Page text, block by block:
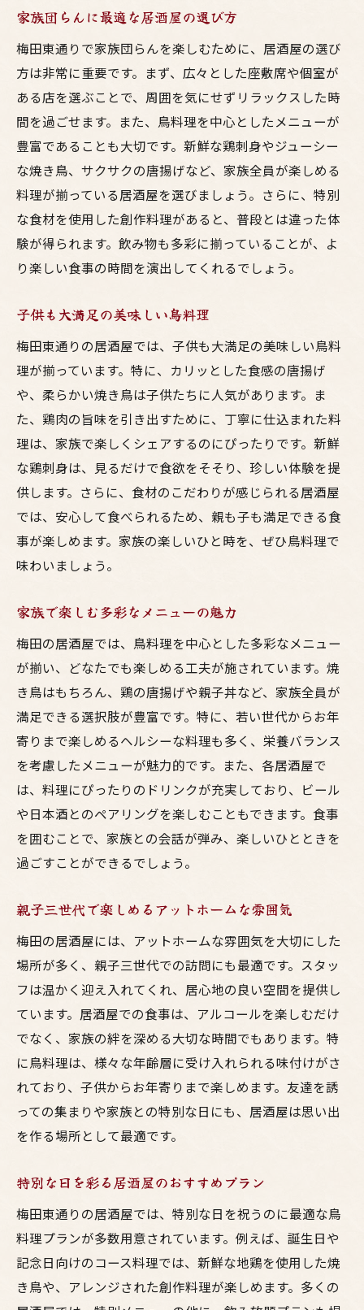
家族団らんに最適な居酒屋の選び方
梅田東通りで家族団らんを楽しむために、居酒屋の選び
方は非常に重要です。まず、広々とした座敷席や個室が
ある店を選ぶことで、周囲を気にせずリラックスした時
間を過ごせます。また、鳥料理を中心としたメニューが
豊富であることも大切です。新鮮な鶏刺身やジューシー
な焼き鳥、サクサクの唐揚げなど、家族全員が楽しめる
料理が揃っている居酒屋を選びましょう。さらに、特別
な食材を使用した創作料理があると、普段とは違った体
験が得られます。飲み物も多彩に揃っていることが、よ
り楽しい食事の時間を演出してくれるでしょう。
子供も大満足の美味しい鳥料理
梅田東通りの居酒屋では、子供も大満足の美味しい鳥料
理が揃っています。特に、カリッとした食感の唐揚げ
や、柔らかい焼き鳥は子供たちに人気があります。ま
た、鶏肉の旨味を引き出すために、丁寧に仕込まれた料
理は、家族で楽しくシェアするのにぴったりです。新鮮
な鶏刺身は、見るだけで食欲をそそり、珍しい体験を提
供します。さらに、食材のこだわりが感じられる居酒屋
では、安心して食べられるため、親も子も満足できる食
事が楽しめます。家族の楽しいひと時を、ぜひ鳥料理で
味わいましょう。
家族で楽しむ多彩なメニューの魅力
梅田の居酒屋では、鳥料理を中心とした多彩なメニュー
が揃い、どなたでも楽しめる工夫が施されています。焼
き鳥はもちろん、鶏の唐揚げや親子丼など、家族全員が
満足できる選択肢が豊富です。特に、若い世代からお年
寄りまで楽しめるヘルシーな料理も多く、栄養バランス
を考慮したメニューが魅力的です。また、各居酒屋で
は、料理にぴったりのドリンクが充実しており、ビール
や日本酒とのペアリングを楽しむこともできます。食事
を囲むことで、家族との会話が弾み、楽しいひとときを
過ごすことができるでしょう。
親子三世代で楽しめるアットホームな雰囲気
梅田の居酒屋には、アットホームな雰囲気を大切にした
場所が多く、親子三世代での訪問にも最適です。スタッ
フは温かく迎え入れてくれ、居心地の良い空間を提供し
ています。居酒屋での食事は、アルコールを楽しむだけ
でなく、家族の絆を深める大切な時間でもあります。特
に鳥料理は、様々な年齢層に受け入れられる味付けがさ
れており、子供からお年寄りまで楽しめます。友達を誘
っての集まりや家族との特別な日にも、居酒屋は思い出
を作る場所として最適です。
特別な日を彩る居酒屋のおすすめプラン
梅田東通りの居酒屋では、特別な日を祝うのに最適な鳥
料理プランが多数用意されています。例えば、誕生日や
記念日向けのコース料理では、新鮮な地鶏を使用した焼
き鳥や、アレンジされた創作料理が楽しめます。多くの